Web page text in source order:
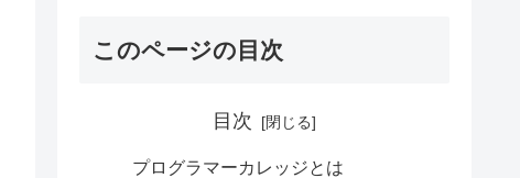
このページの目次
目次
プログラマーカレッジとは